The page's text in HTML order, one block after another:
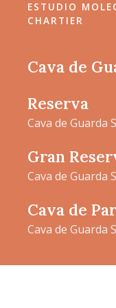
ESTUDIO
CHARTIER
Cava de
Reserva
Cava de Guarda
Gran
Cava de Guarda
Cava de
Cava de Guarda